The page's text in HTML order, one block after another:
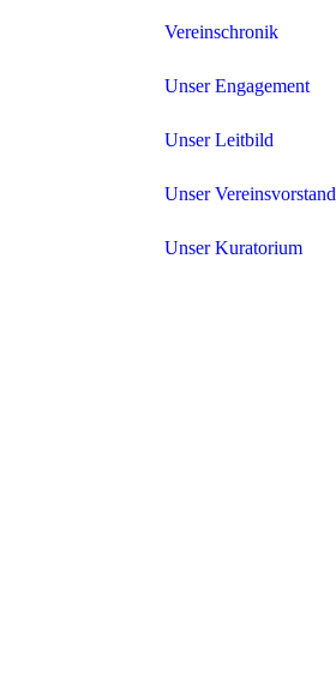
Vereinschronik
Unser Engagement
Unser Leitbild
Unser Vereinsvorstand
Unser Kuratorium